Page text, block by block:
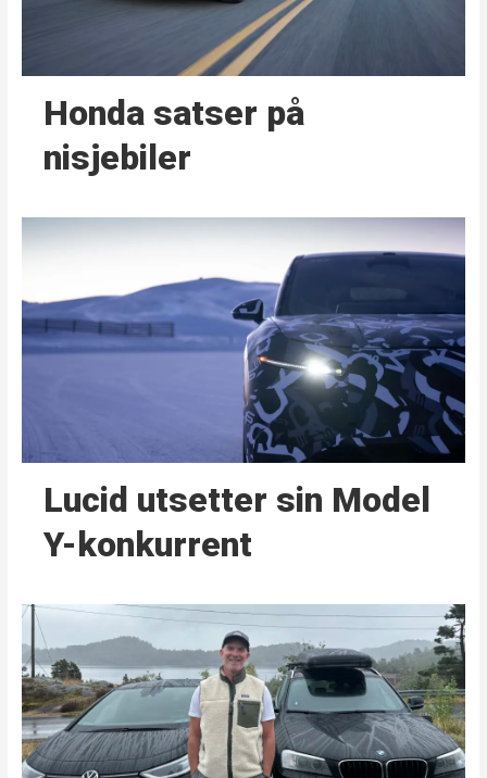
Honda satser på
nisjebiler
Lucid utsetter sin Model
Y-konkurrent